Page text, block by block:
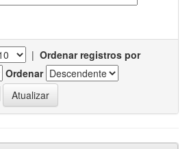
| Ordenar registros por
Ordenar